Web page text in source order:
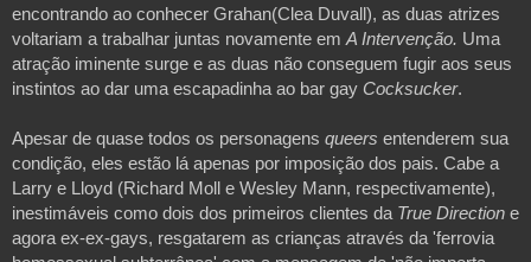
encontrando ao conhecer Grahan(Clea Duvall), as duas atrizes
voltariam a trabalhar juntas novamente em A Intervenção. Uma
atração iminente surge e as duas não conseguem fugir aos seus
instintos ao dar uma escapadinha ao bar gay Cocksucker.
Apesar de quase todos os personagens queers entenderem sua
condição, eles estão lá apenas por imposição dos pais. Cabe a
Larry e Lloyd (Richard Moll e Wesley Mann, respectivamente),
inestimáveis ​​como dois dos primeiros clientes da True Direction e
agora ex-ex-gays, resgatarem as crianças através da 'ferrovia